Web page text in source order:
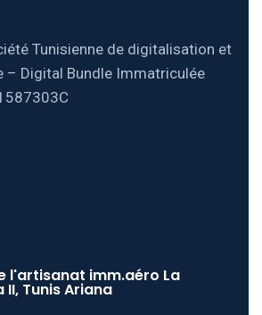
Tunisienne de digitalisation et
– Digital Bundle Immatriculée
l'artisanat imm.aéro La
II, Tunis Ariana